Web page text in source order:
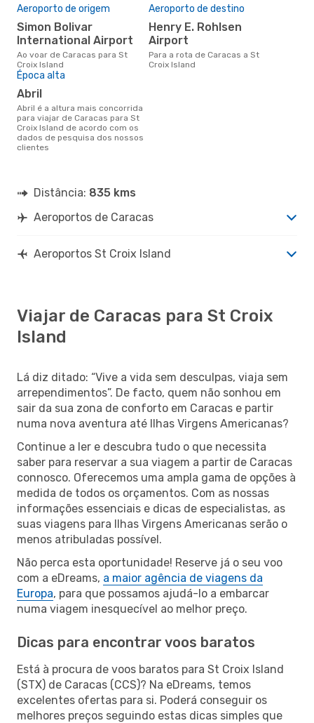
Aeroporto de origem
Simon Bolivar
International Airport
Ao voar de Caracas para St
Croix Island
Aeroporto de destino
Henry E. Rohlsen
Airport
Para a rota de Caracas a St
Croix Island
Época alta
abril
abril é a altura mais concorrida
para viajar de Caracas para St
Croix Island de acordo com os
dados de pesquisa dos nossos
clientes
Distância: 835 kms
Aeroportos de Caracas
Aeroportos St Croix Island
Viajar de Caracas para St Croix
Island
Lá diz ditado: “Vive a vida sem desculpas, viaja sem
arrependimentos”. De facto, quem não sonhou em
sair da sua zona de conforto em Caracas e partir
numa nova aventura até Ilhas Virgens Americanas?
Continue a ler e descubra tudo o que necessita
saber para reservar a sua viagem a partir de Caracas
connosco. Oferecemos uma ampla gama de opções à
medida de todos os orçamentos. Com as nossas
informações essenciais e dicas de especialistas, as
suas viagens para Ilhas Virgens Americanas serão o
menos atribuladas possível.
Não perca esta oportunidade! Reserve já o seu voo
com a eDreams, a maior agência de viagens da
Europa, para que possamos ajudá-lo a embarcar
numa viagem inesquecível ao melhor preço.
Dicas para encontrar voos baratos
Está à procura de voos baratos para St Croix Island
(STX) de Caracas (CCS)? Na eDreams, temos
excelentes ofertas para si. Poderá conseguir os
melhores preços seguindo estas dicas simples que